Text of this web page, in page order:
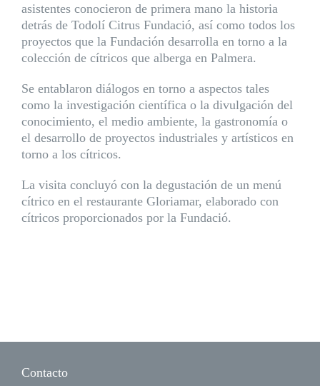
asistentes conocieron de primera mano la historia
detrás de Todolí Citrus Fundació, así como todos los
proyectos que la Fundación desarrolla en torno a la
colección de cítricos que alberga en Palmera.
Se entablaron diálogos en torno a aspectos tales
como la investigación científica o la divulgación del
conocimiento, el medio ambiente, la gastronomía o
el desarrollo de proyectos industriales y artísticos en
torno a los cítricos.
La visita concluyó con la degustación de un menú
cítrico en el restaurante Gloriamar, elaborado con
cítricos proporcionados por la Fundació.
Contacto